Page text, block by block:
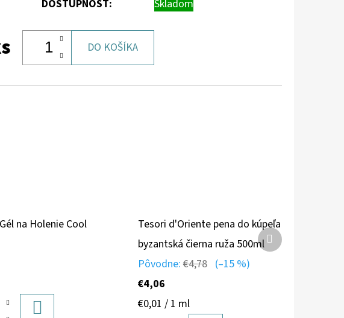
DOSTUPNOSŤ: Skladom
DO KOŠÍKA
na Holenie Cool
Tesori d'Oriente pena do kúpeľa
byzantská čierna ruža 500ml
Pôvodne:€4,78 (–15 %)
€4,06
Jednotková
€0,01 / 1 ml
Ďalší
produkt